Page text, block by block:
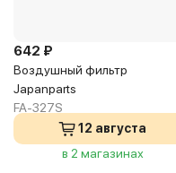
642 ₽
Воздушный фильтр
Japanparts
FA-327S
12 августа
в 2 магазинах